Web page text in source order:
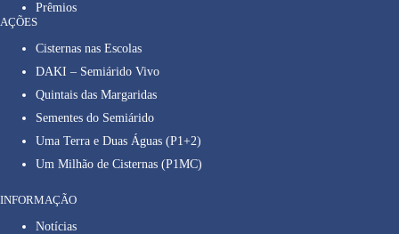
Prêmios
AÇÕES
Cisternas nas Escolas
DAKI – Semiárido Vivo
Quintais das Margaridas
Sementes do Semiárido
Uma Terra e Duas Águas (P1+2)
Um Milhão de Cisternas (P1MC)
INFORMAÇÃO
Notícias